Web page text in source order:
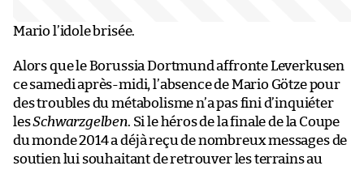
Mario l’idole brisée.
Alors que le Borussia Dortmund affronte Leverkusen
ce samedi après-midi, l’absence de Mario Götze pour
des troubles du métabolisme n’a pas fini d’inquiéter
lesSchwarzgelben. Si le héros de la finale de la Coupe
du monde 2014 a déjà reçu de nombreux messages de
soutien lui souhaitant de retrouver les terrains au